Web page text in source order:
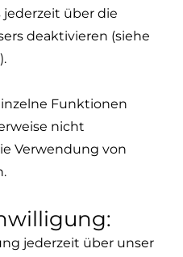
über die
deaktivieren (siehe
Funktionen
nicht
Verwendung von
jederzeit über unser